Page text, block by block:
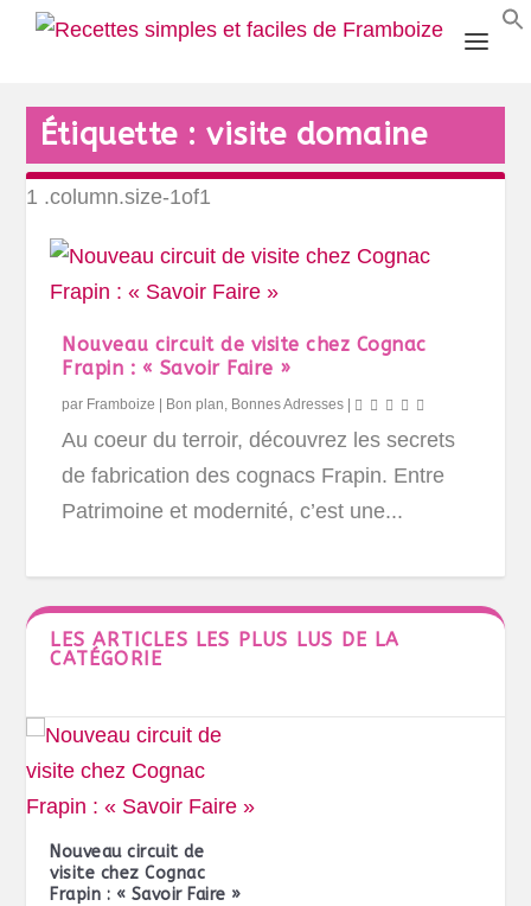
Étiquette :visite domaine
Nouveau circuit de visite chez Cognac
Frapin : « Savoir Faire »
par Framboize Bon plan, Bonnes Adresses
Au coeur du terroir, découvrez les secrets
de fabrication des cognacs Frapin. Entre
Patrimoine et modernité, c’est une...
LES ARTICLES LES PLUS LUS DE LA
CATÉGORIE
Nouveau circuit de
visite chez Cognac
Frapin : « Savoir Faire »